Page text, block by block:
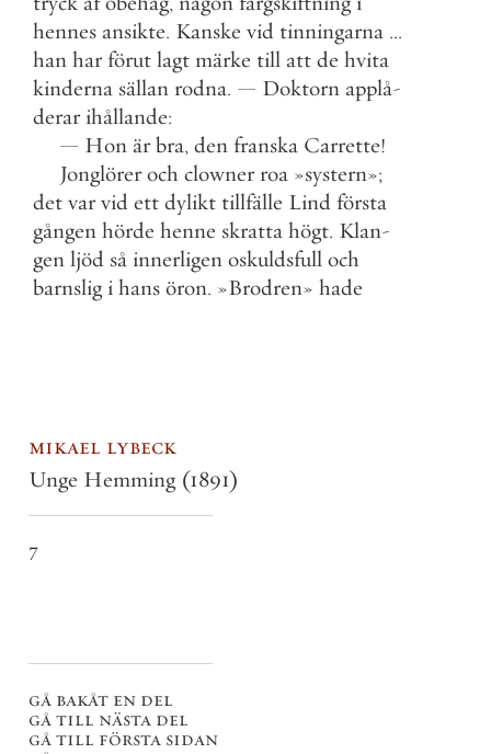
hennes ansikte. Kanske vid tinningarna ...
han har förut lagt märke till att de hvita
kinderna sällan rodna. — Doktorn applå-
derar ihållande:
— Hon är bra, den franska Carrette!
Jonglörer och clowner roa »systern»;
det var vid ett dylikt tillfälle Lind första
gången hörde henne skratta högt. Klan-
gen ljöd så innerligen oskuldsfull och
barnslig i hans öron. »Brodren» hade
mikael lybeck
Unge Hemming (1891)
7
gå bakåt en del
gå till nästa del
gå till första sidan